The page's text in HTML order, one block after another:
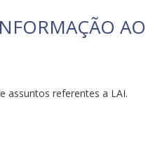
AO
assuntos referentes a LAI.